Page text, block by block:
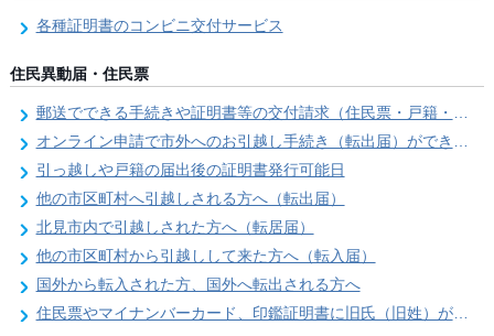
各種証明書のコンビニ交付サービス
住民異動届・住民票
郵送でできる手続きや証明書等の交付請求（住民票・戸籍・国民年金関係）
オンライン申請で市外へのお引越し手続き（転出届）ができます
引っ越しや戸籍の届出後の証明書発行可能日
他の市区町村へ引越しされる方へ（転出届）
北見市内で引越しされた方へ（転居届）
他の市区町村から引越しして来た方へ（転入届）
国外から転入された方、国外へ転出される方へ
住民票やマイナンバーカード、印鑑証明書に旧氏（旧姓）が併記できるようになりました！